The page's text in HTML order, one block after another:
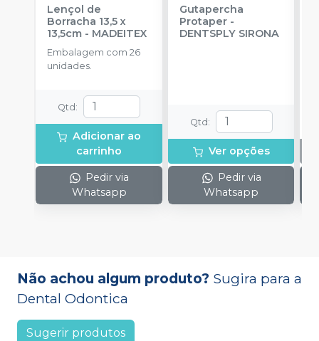
Lençol de
Borracha 13,5 x
13,5cm - MADEITEX
Embalagem com 26
unidades.
Qtd :
Adicionar ao
carrinho
Pedir via
Whatsapp
Gutapercha
Protaper-
DENTSPLY SIRONA
Qtd :
Ver opções
Pedir via
Whatsapp
Não achou algum produto? Sugira para a
Dental Odontica
Sugerir produtos